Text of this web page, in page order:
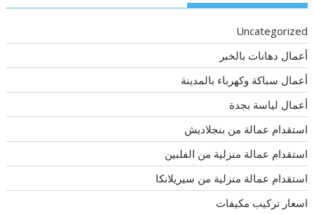
Uncategorized
أعمال دهانات بالخبر
أعمال سباكة وكهرباء بالمدينة
أعمال لياسة بجدة
استقدام عمالة من بنجلاديش
استقدام عمالة منزلية من الفلبين
استقدام عمالة منزلية من سيريلانكا
اسعار تركيب مكيفات